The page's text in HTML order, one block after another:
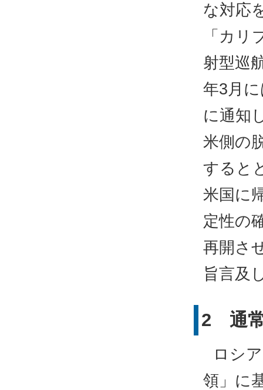
な対応
「カ
射型巡
年3月
に通知
米側の
すると
米国に
定性の
再開さ
旨言及
2 通
ロシ
領」に